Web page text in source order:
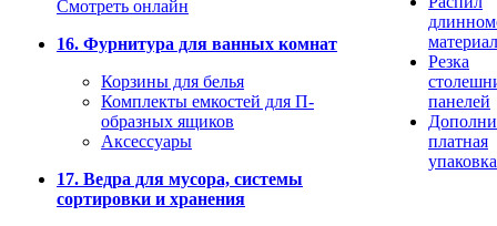
Смотреть онлайн
16. Фурнитура для ванных комнат
Корзины для белья
Комплекты емкостей для П-
образных ящиков
Аксессуары
17. Ведра для мусора, системы
сортировки и хранения
Резка
панелей
платная
упаковка